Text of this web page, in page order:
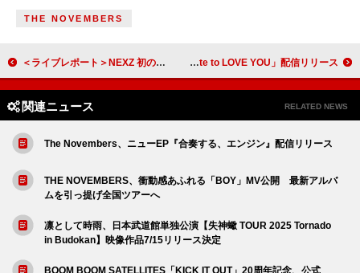
THE NOVEMBERS
＜ライブレポート＞NEXZ 初のアリーナツアー開幕、リリース前の新曲4曲もライブ初披露 安達祐人、Aile The Shotaを客演に迎えた新曲「Hate to LOVE YOU」配信リリース
関連ニュース RELATED NEWS
The Novembers、ニューEP『合奏する、エンジン』配信リリース
THE NOVEMBERS、衝動感あふれる「BOY」MV公開 最新アルバ
ムを引っ提げ全国ツアーへ
凛として時雨、日本武道館単独公演【失神蠍 TOUR 2025 Tornado
in Budokan】映像作品7/15リリース決定
BOOM BOOM SATELLITES「KICK IT OUT」20周年記念、公式